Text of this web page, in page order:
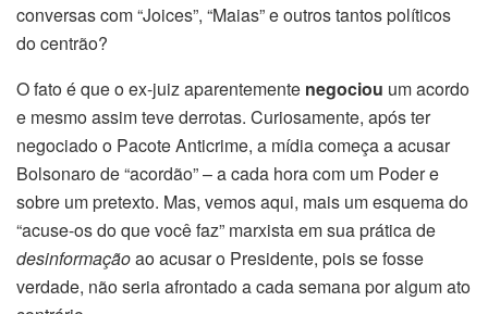
conversas com “Joices”, “Maias” e outros tantos políticos
do centrão?
O fato é que o ex-juiz aparentemente negociou um acordo
e mesmo assim teve derrotas. Curiosamente, após ter
negociado o Pacote Anticrime, a mídia começa a acusar
Bolsonaro de “acordão” – a cada hora com um Poder e
sobre um pretexto. Mas, vemos aqui, mais um esquema do
“acuse-os do que você faz” marxista em sua prática de
desinformaçãoao acusar o Presidente, pois se fosse
verdade, não seria afrontado a cada semana por algum ato